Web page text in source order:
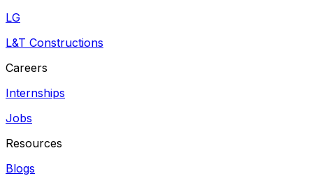
LG
L&T Constructions
Careers
Internships
Jobs
Resources
Blogs